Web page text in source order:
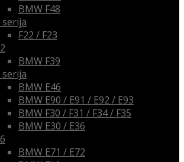
BMW F48
serija
F22 / F23
BMW F39
serija
BMW E46
BMW E90 / E91 / E92 / E93
BMW F30 / F31 / F34 / F35
BMW E30 / E36
BMW E71 / E72